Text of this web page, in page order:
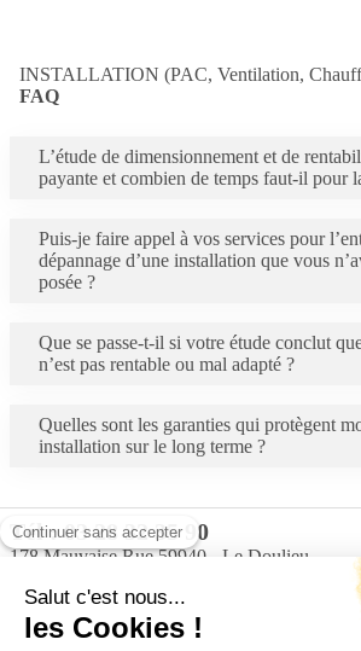
INSTALLATION (PAC, Ventilation,
FAQ
L’étude de dimensionnement et de
payante et combien de temps faut-il pour
Puis-je faire appel à vos services pour
dépannage d’une installation que vous
posée ?
Que se passe-t-il si votre étude conclut
n’est pas rentable ou mal adapté ?
Quelles sont les garanties qui protègent
installation sur le long terme ?
Tél :03 28 32 35 90
178 Mauvaise Rue 59940 - Le Doulieu